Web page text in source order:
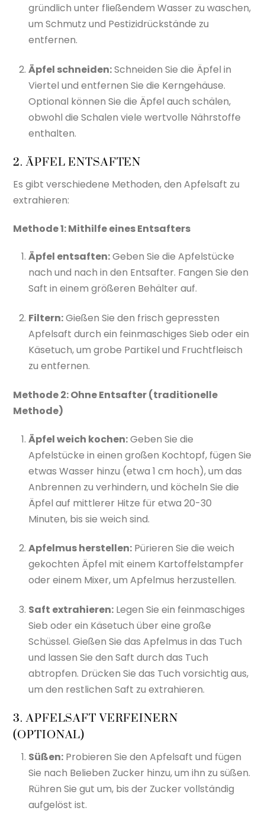
gründlich unter fließendem Wasser zu waschen,
um Schmutz und Pestizidrückstände zu
entfernen.
Äpfel schneiden:Schneiden Sie die Äpfel in
Viertel und entfernen Sie die Kerngehäuse.
Optional können Sie die Äpfel auch schälen,
obwohl die Schalen viele wertvolle Nährstoffe
enthalten.
2. ÄPFEL ENTSAFTEN
Es gibt verschiedene Methoden, den Apfelsaft zu
extrahieren:
Methode 1: Mithilfe eines Entsafters
Äpfel entsaften:Geben Sie die Apfelstücke
nach und nach in den Entsafter. Fangen Sie den
Saft in einem größeren Behälter auf.
Filtern:Gießen Sie den frisch gepressten
Apfelsaft durch ein feinmaschiges Sieb oder ein
Käsetuch, um grobe Partikel und Fruchtfleisch
zu entfernen.
Methode 2: Ohne Entsafter (traditionelle
Methode)
Äpfel weich kochen:Geben Sie die
Apfelstücke in einen großen Kochtopf, fügen Sie
etwas Wasser hinzu (etwa 1 cm hoch), um das
Anbrennen zu verhindern, und köcheln Sie die
Äpfel auf mittlerer Hitze für etwa 20-30
Minuten, bis sie weich sind.
Apfelmus herstellen: Pürieren Sie die weich
gekochten Äpfel mit einem Kartoffelstampfer
oder einem Mixer, um Apfelmus herzustellen.
Saft extrahieren: Legen Sie ein feinmaschiges
Sieb oder ein Käsetuch über eine große
Schüssel. Gießen Sie das Apfelmus in das Tuch
und lassen Sie den Saft durch das Tuch
abtropfen. Drücken Sie das Tuch vorsichtig aus,
um den restlichen Saft zu extrahieren.
3. APFELSAFT VERFEINERN
(OPTIONAL)
Süßen: Probieren Sie den Apfelsaft und fügen
Sie nach Belieben Zucker hinzu, um ihn zu süßen.
Rühren Sie gut um, bis der Zucker vollständig
aufgelöst ist.